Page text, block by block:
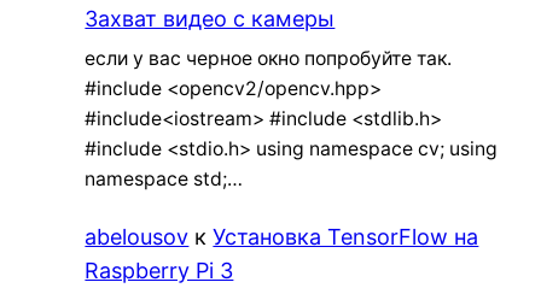
Захват видео с камеры
если у вас черное окно попробуйте так.
#include <opencv2/opencv.hpp>
#include<iostream> #include <stdlib.h>
#include <stdio.h> using namespace cv; using
namespace std;…
abelousov кУстановка TensorFlow на
Raspberry Pi 3